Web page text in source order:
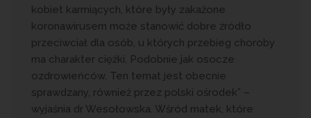
kobiet karmiących, które były zakażone
koronawirusem może stanowić dobre źródło
przeciwciał dla osób, u których przebieg choroby
ma charakter ciężki. Podobnie jak osocze
ozdrowieńców. Ten temat jest obecnie
sprawdzany, również przez polski ośrodek” –
wyjaśnia dr Wesołowska. Wśród matek, które